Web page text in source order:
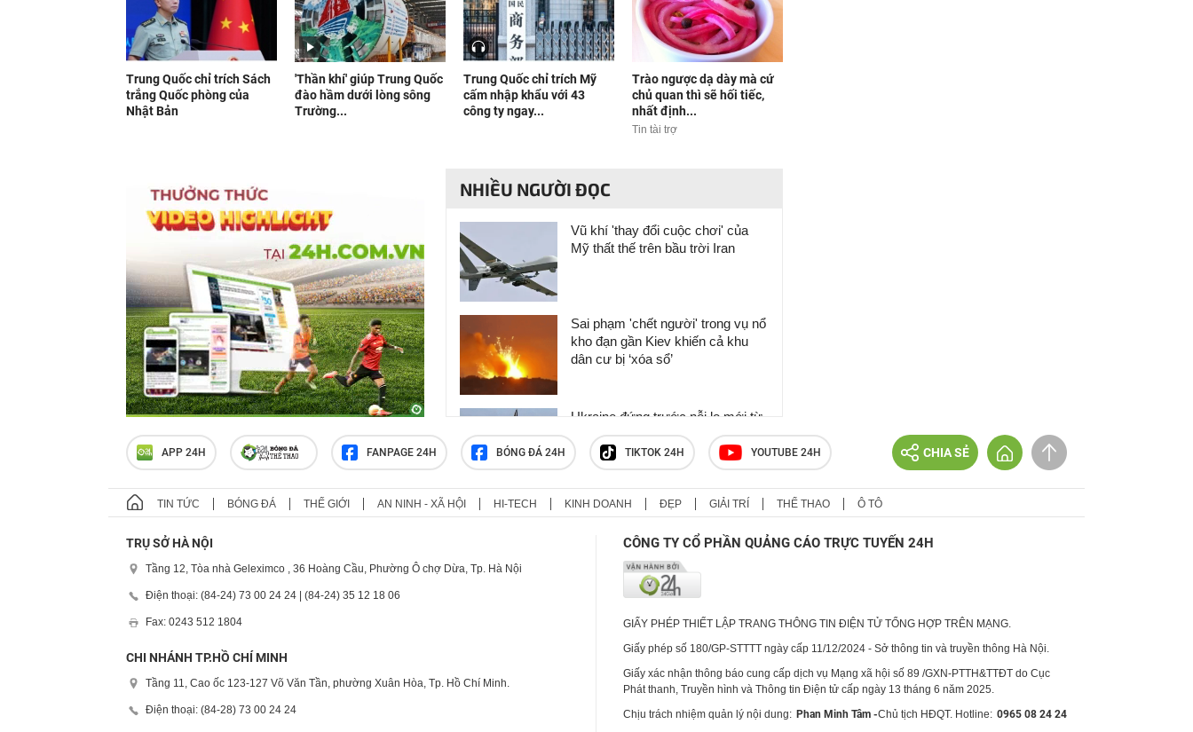
Trung Quốc chỉ trích Sách
trắng Quốc phòng của
Nhật Bản
'Thần khí' giúp Trung Quốc
đào hầm dưới lòng sông
Trường...
Trung Quốc chỉ trích Mỹ
cấm nhập khẩu với 43
công ty ngay...
Trào ngược dạ dày mà cứ
chủ quan thì sẽ hối tiếc,
nhất định...
Tin tài trợ
NHIỀU NGƯỜI ĐỌC
Vũ khí 'thay đổi cuộc chơi' của
Mỹ thất thế trên bầu trời Iran
Sai phạm 'chết người' trong vụ nổ
kho đạn gần Kiev khiến cả khu
dân cư bị ‘xóa sổ’
Ukraine đứng trước nỗi lo mới từ
tên lửa Triều Tiên
Khoảnh khắc nghẹt thở khi máy
của ông Trump
APP 24H FANPAGE 24H BÓNG ĐÁ 24H TIKTOK 24H YOUTUBE 24H CHIA SẺ
TIN TỨC BÓNG ĐÁ THẾ GIỚI AN NINH - XÃ HỘI HI-TECH KINH DOANH ĐẸP GIẢI TRÍ THỂ THAO Ô TÔ
TRỤ SỞ HÀ NỘI
Tầng 12, Tòa nhà Geleximco , 36 Hoàng Cầu, Phường Ô chợ Dừa, Tp. Hà Nội
Điện thoại: (84-24) 73 00 24 24 | (84-24) 35 12 18 06
Fax: 0243 512 1804
CHI NHÁNH TP.HỒ CHÍ MINH
Tầng 11, Cao ốc 123-127 Võ Văn Tần, phường Xuân Hòa, Tp. Hồ Chí Minh.
Điện thoại: (84-28) 73 00 24 24
CÔNG TY CỔ PHẦN QUẢNG CÁO TRỰC TUYẾN 24H
GIẤY PHÉP THIẾT LẬP TRANG THÔNG TIN ĐIỆN TỬ TỔNG HỢP TRÊN MẠNG.
Giấy phép số 180/GP-STTTT ngày cấp 11/12/2024 - Sở thông tin và truyền thông Hà Nội.
Giấy xác nhận thông báo cung cấp dịch vụ Mạng xã hội số 89 /GXN-PTTH&TTĐT do Cục
Phát thanh, Truyền hình và Thông tin Điện tử cấp ngày 13 tháng 6 năm 2025.
Chịu trách nhiệm quản lý nội dung: Phan Minh Tâm -Chủ tịch HĐQT. Hotline: 0965 08 24 24